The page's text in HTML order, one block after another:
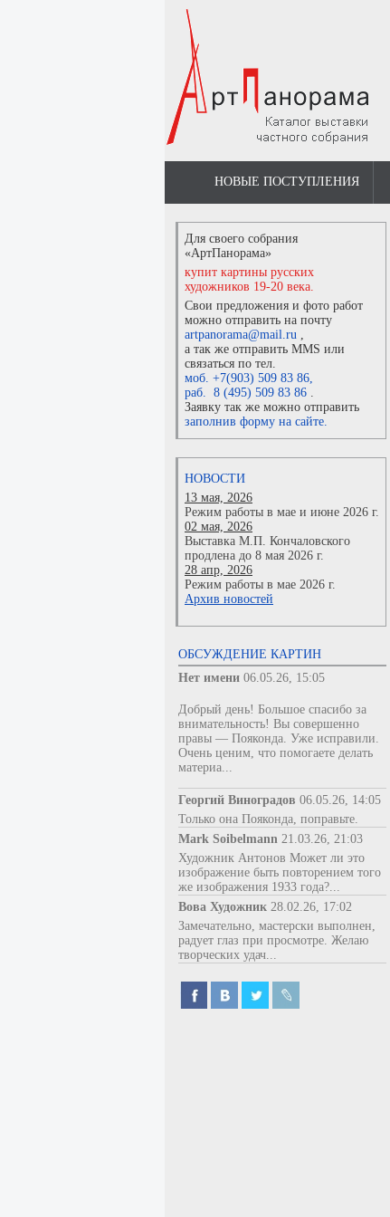
НОВЫЕ ПОСТУПЛЕНИЯ
Для своего собрания
«АртПанорама»
купит картины русских
художников 19-20 века.
Свои предложения и фото работ
можно отправить на почту
artpanorama@mail.ru ,
а так же отправить MMS или
связаться по тел.
моб. +7(903) 509 83 86,
раб. 8 (495) 509 83 86 .
Заявку так же можно отправить
заполнив форму на сайте.
НОВОСТИ
13 мая, 2026
Режим работы в мае и июне 2026 г.
02 мая, 2026
Выставка М.П. Кончаловского
продлена до 8 мая 2026 г.
28 апр, 2026
Режим работы в мае 2026 г.
Архив новостей
ОБСУЖДЕНИЕ КАРТИН
Нет имени 06.05.26, 15:05
Добрый день! Большое спасибо за
внимательность! Вы совершенно
правы — Пояконда. Уже исправили.
Очень ценим, что помогаете делать
материа...
Георгий Виноградов 06.05.26, 14:05
Только она Пояконда, поправьте.
Mark Soibelmann 21.03.26, 21:03
Художник Антонов Может ли это
изображение быть повторением того
же изображения 1933 года?...
Вова Художник 28.02.26, 17:02
Замечательно, мастерски выполнен,
радует глаз при просмотре. Желаю
творческих удач...